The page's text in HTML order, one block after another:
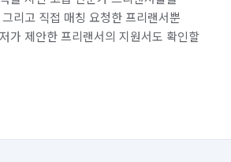
리고 직접 매칭 요청한 프리랜서뿐
가 제안한 프리랜서의 지원서도 확인할